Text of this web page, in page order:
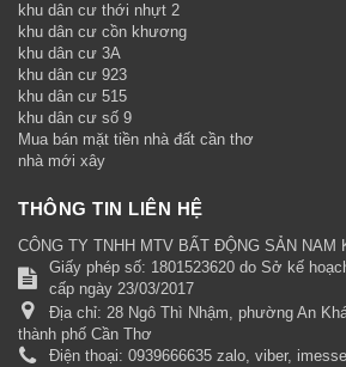
khu dân cư thới nhựt 2
khu dân cư cồn khương
khu dân cư 3A
khu dân cư 923
khu dân cư 515
khu dân cư số 9
Mua bán mặt tiền nhà đất cần thơ
nhà mới xây
THÔNG TIN LIÊN HỆ
CÔNG TY TNHH MTV BẤT ĐỘNG SẢN NAM
Giấy phép số: 1801523620 do Sở kế
cấp ngày 23/03/2017
Địa chỉ: 28 Ngô Thì Nhậm, phường An
thành phố Cần Thơ
Điện thoại: 0939666635 zalo, viber,